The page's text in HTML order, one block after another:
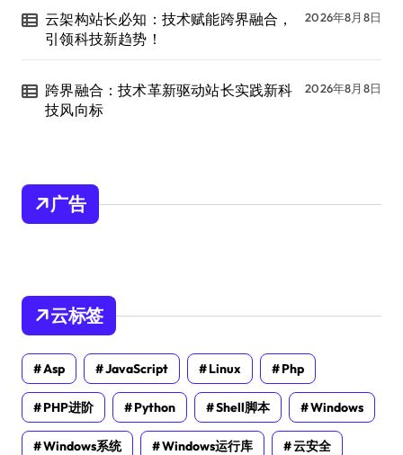
云架构站长必知：技术赋能跨界融合，
引领科技新趋势！
2026年8月8日
跨界融合：技术革新驱动站长实践新科
技风向标
2026年8月8日
广告
云标签
Asp JavaScript Linux Php
PHP进阶 Python Shell脚本 Windows
Windows系统 Windows运行库 云安全